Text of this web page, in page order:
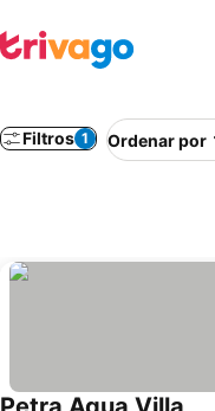
Filtros 1 Ordenar por